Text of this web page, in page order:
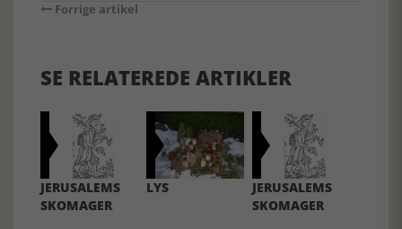
Forrige artikel
SE RELATEREDE ARTIKLER
JERUSALEMS
SKOMAGER
LYS
JERUSALEMS
SKOMAGER